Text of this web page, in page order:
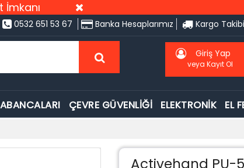
0532 651 53 67 Banka Hesaplarımız Kargo Takibi
Giriş Yap
veya Kayıt Ol
ÇEVRE GÜVENLİĞİ ELEKTRONİK EL
Activehand PU-